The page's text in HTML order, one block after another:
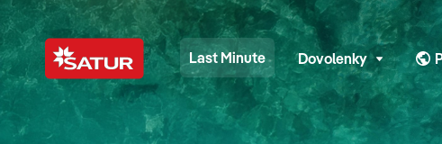
Last Minute Dovolenky